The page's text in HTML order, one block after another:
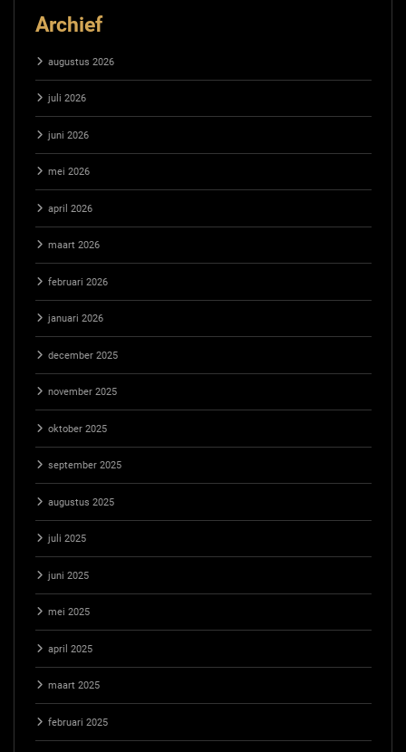
Archief
augustus 2026
juli 2026
juni 2026
mei 2026
april 2026
maart 2026
februari 2026
januari 2026
december 2025
november 2025
oktober 2025
september 2025
augustus 2025
juli 2025
juni 2025
mei 2025
april 2025
maart 2025
februari 2025